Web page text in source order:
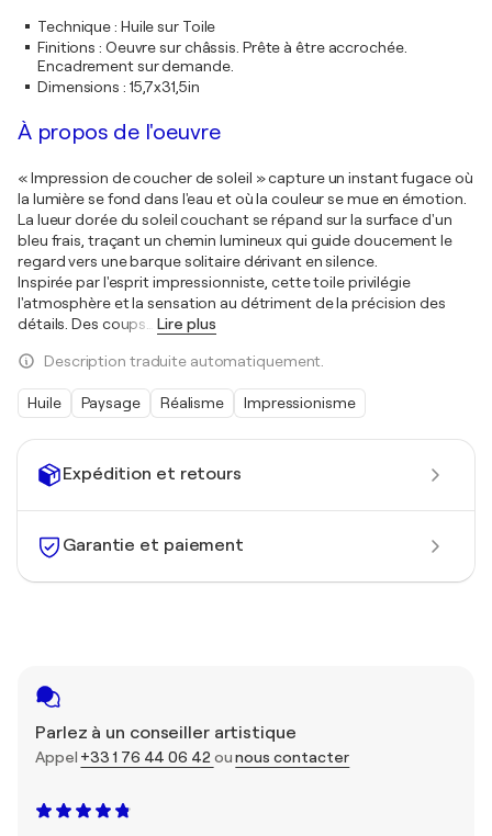
Expédition et retours
Garantie et paiement
Parlez à un conseiller artistique
Appel +33 1 76 44 06 42 ounous contacter
Technique: Huile sur Toile
Finitions : Oeuvre sur châssis. Prête à être accrochée.
Encadrement sur demande.
Dimensions : 15,7x31,5in
À propos de l'oeuvre
« Impression de coucher de soleil » capture un instant fugace où
la lumière se fond dans l'eau et où la couleur se mue en émotion.
La lueur dorée du soleil couchant se répand sur la surface d'un
bleu frais, traçant un chemin lumineux qui guide doucement le
regard vers une barque solitaire dérivant en silence.
Inspirée par l'esprit impressionniste, cette toile privilégie
l'atmosphère et la sensation au détriment de la précision des
détails. Des coups
Lire plus
Description traduite automatiquement.
Huile Paysage Réalisme Impressionisme